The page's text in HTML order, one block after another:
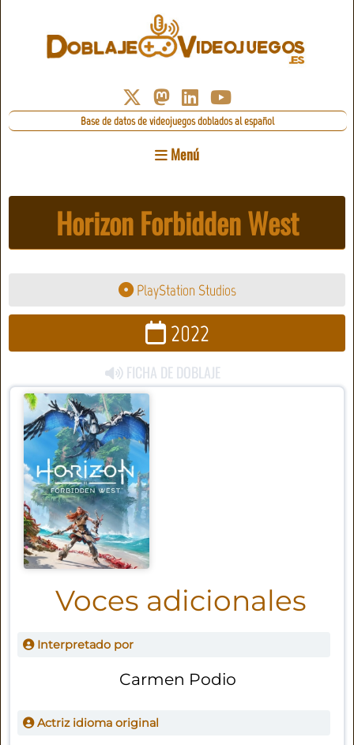
Base de datos de videojuegos doblados al español
Menú
Horizon Forbidden West
PlayStation Studios
2022
FICHA DE DOBLAJE
Voces adicionales
Interpretado por
Carmen Podio
Actriz idioma original